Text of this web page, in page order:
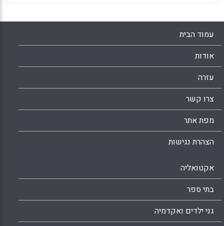
עמוד הבית
אודות
עזרה
צרו קשר
מפת אתר
הצהרת נגישות
אקטואליה
בתי ספר
גני ילדים ואקדמיה